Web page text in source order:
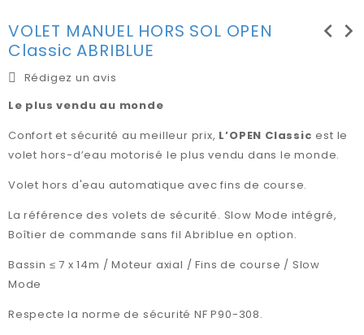
VOLET MANUEL HORS SOL OPEN
Classic ABRIBLUE
chevron_left chevron_right
Rédigez un avis
Le plus vendu au monde
Confort et sécurité au meilleur prix, L’OPEN Classicest le
volet hors-d’eau motorisé le plus vendu dans le monde.
Volet hors d'eau automatique avec fins de course.
La référence des volets de sécurité. Slow Mode intégré,
Boîtier de commande sans fil Abriblue en option.
Bassin ≤ 7 x 14m / Moteur axial / Fins de course / Slow
Mode
Respecte la norme de sécurité NF P90-308.